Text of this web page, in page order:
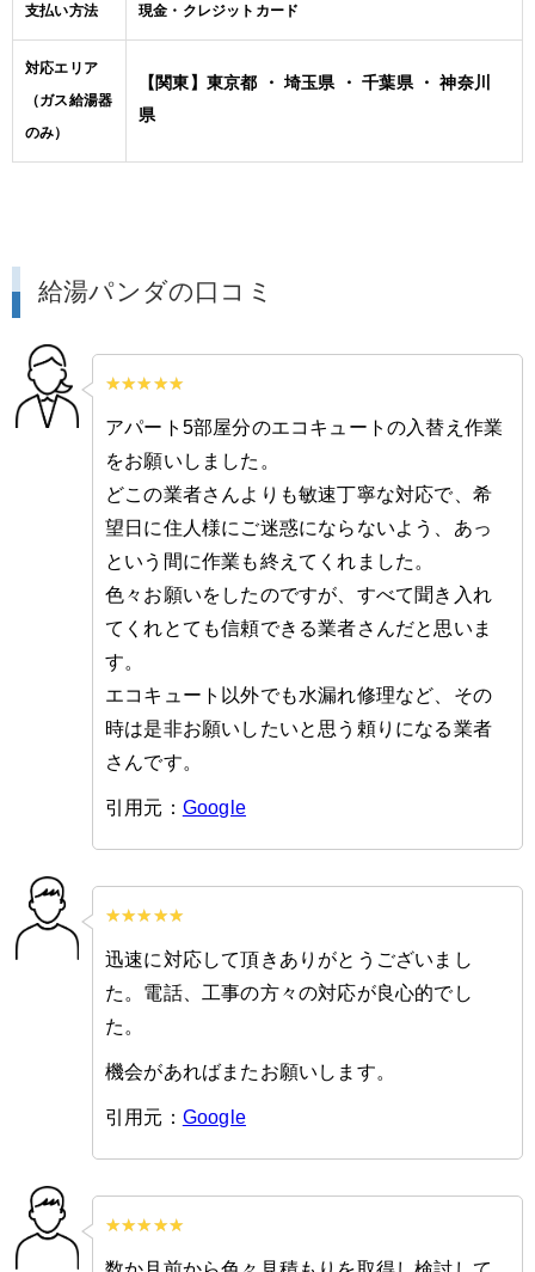
支払い方法 現金・クレジットカード
対応エリア
（ガス給湯器
のみ）
【関東】東京都 ・ 埼玉県 ・ 千葉県 ・ 神奈川
県
給湯パンダの口コミ
アパート5部屋分のエコキュートの入替え作業
をお願いしました。
どこの業者さんよりも敏速丁寧な対応で、希
望日に住人様にご迷惑にならないよう、あっ
という間に作業も終えてくれました。
色々お願いをしたのですが、すべて聞き入れ
てくれとても信頼できる業者さんだと思いま
す。
エコキュート以外でも水漏れ修理など、その
時は是非お願いしたいと思う頼りになる業者
さんです。
引用元： Google
迅速に対応して頂きありがとうございまし
た。電話、工事の方々の対応が良心的でし
た。
機会があればまたお願いします。
引用元： Google